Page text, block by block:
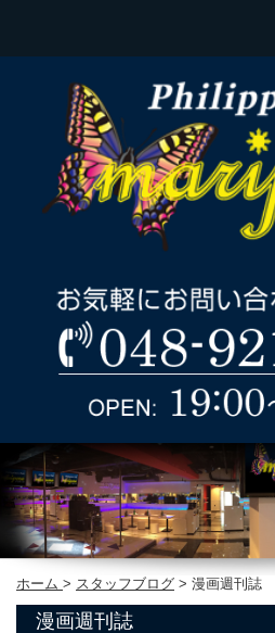
ホーム > スタッフブログ > 漫画週刊誌
漫画週刊誌